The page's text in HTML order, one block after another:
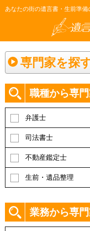
あなたの街の遺言書・生前準
専門家を探
職種から専
弁護士
司法書士
不動産鑑定士
生前・遺品整理
業務から専